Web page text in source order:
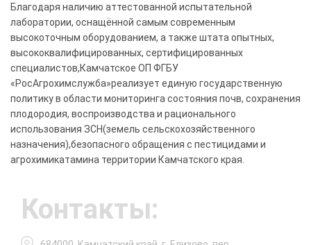
Благодаря наличию аттестованной испытательной
лаборатории, оснащённой самым современным
высокоточным оборудованием, а также штата опытных,
высококвалифицированных, сертифицированных
специалистов,Камчатское ОП ФГБУ
«РосАгрохимслужба»реализует единую государственную
политику в области мониторинга состояния почв, сохранения
плодородия, воспроизводства и рационального
использования ЗСН(земель сельскохозяйственного
назначения),безопасного обращения с пестицидами и
агрохимикатамина территории Камчатского края.
Контакты: